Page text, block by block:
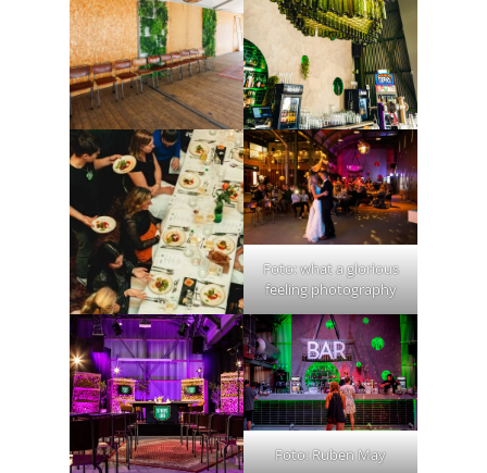
Foto: what a glorious
feeling photography
Foto: Ruben May